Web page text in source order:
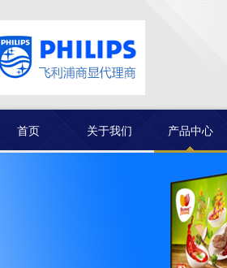
首页 关于我们 产品中心
飞利浦 65BDL1154T 会议平
板一